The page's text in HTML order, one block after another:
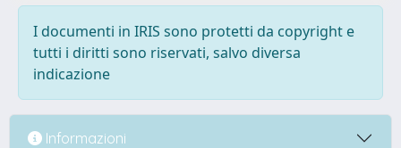
I documenti in IRIS sono protetti da copyright e
tutti i diritti sono riservati, salvo diversa
indicazione
Informazioni